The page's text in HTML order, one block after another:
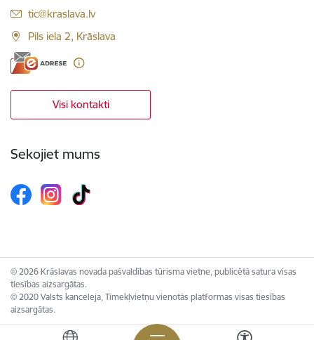
E-pasts:
tic@kraslava.lv
Pils iela 2, Krāslava
Visi kontakti
Sekojiet mums
© 2026 Krāslavas novada pašvaldības tūrisma vietne, publicētā satura visas
tiesības aizsargātas.
© 2020 Valsts kanceleja, Tīmekļvietņu vienotās platformas visas tiesības
aizsargātas.